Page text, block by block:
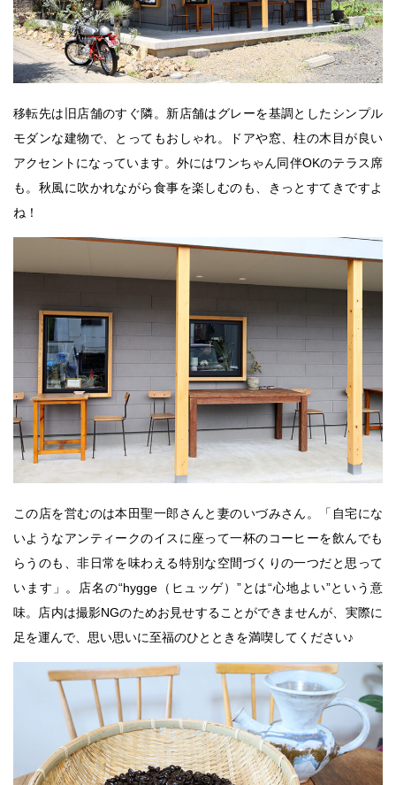
移転先は旧店舗のすぐ隣。新店舗はグレーを基調としたシンプル
モダンな建物で、とってもおしゃれ。ドアや窓、柱の木目が良い
アクセントになっています。外にはワンちゃん同伴OKのテラス席
も。秋風に吹かれながら食事を楽しむのも、きっとすてきですよ
ね！
この店を営むのは本田聖一郎さんと妻のいづみさん。「自宅にな
いようなアンティークのイスに座って一杯のコーヒーを飲んでも
らうのも、非日常を味わえる特別な空間づくりの一つだと思って
います」。店名の“hygge（ヒュッゲ）”とは“心地よい”という意
味。店内は撮影NGのためお見せすることができませんが、実際に
足を運んで、思い思いに至福のひとときを満喫してください♪